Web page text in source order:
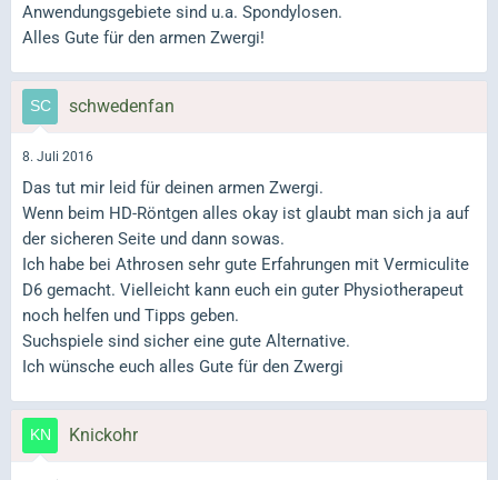
Anwendungsgebiete sind u.a. Spondylosen.
Alles Gute für den armen Zwergi!
schwedenfan
8. Juli 2016
Das tut mir leid für deinen armen Zwergi.
Wenn beim HD-Röntgen alles okay ist glaubt man sich ja auf
der sicheren Seite und dann sowas.
Ich habe bei Athrosen sehr gute Erfahrungen mit Vermiculite
D6 gemacht. Vielleicht kann euch ein guter Physiotherapeut
noch helfen und Tipps geben.
Suchspiele sind sicher eine gute Alternative.
Ich wünsche euch alles Gute für den Zwergi
Knickohr